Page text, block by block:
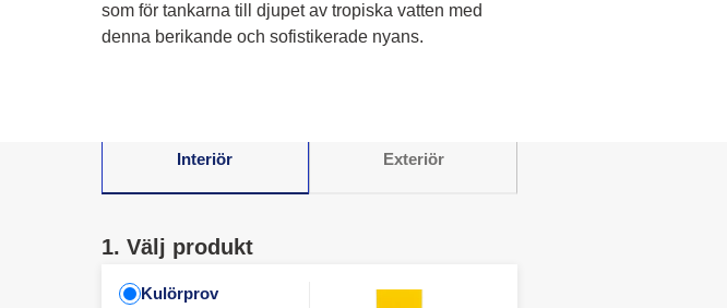
som för tankarna till djupet av tropiska vatten med
denna berikande och sofistikerade nyans.
Interiör Exteriör
1. Välj produkt
Kulörprov